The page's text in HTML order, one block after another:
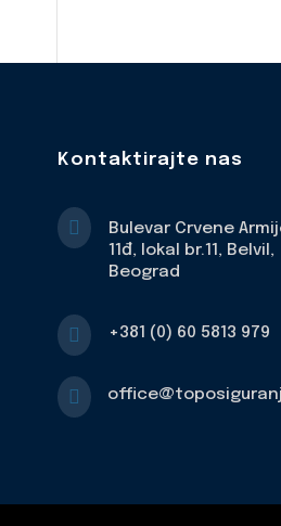
Kontaktirajte nas

Bulevar Crvene
11đ, lokal br.11, Belvil,
Beograd
 +381 (0) 60 5813 979
